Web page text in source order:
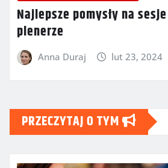
Najlepsze pomysły na
plenerze
Anna Duraj lut 23, 2024
PRZECZYTAJ O TYM